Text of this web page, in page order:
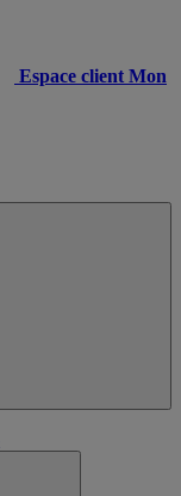
Espace client Mon